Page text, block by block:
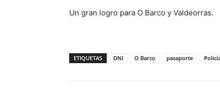
Un gran logro para O Barco y Valdeorras.
ETIQUETAS DNI O Barco pasaporte